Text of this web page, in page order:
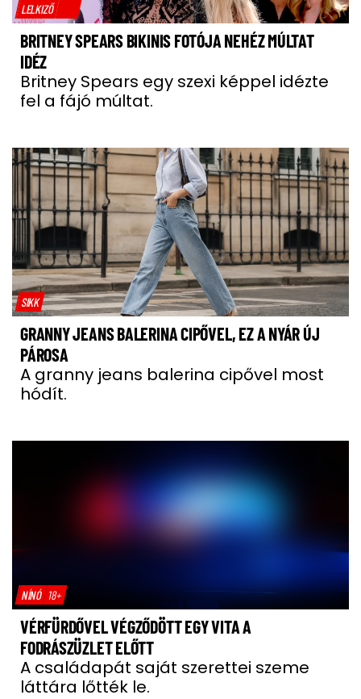
LELKIZŐ
BRITNEY SPEARS BIKINIS FOTÓJA NEHÉZ MÚLTAT
IDÉZ
Britney Spears egy szexi képpel idézte
fel a fájó múltat.
SIKK
GRANNY JEANS BALERINA CIPŐVEL, EZ A NYÁR ÚJ
PÁROSA
A granny jeans balerina cipővel most
hódít.
NÍNÓ 18+
VÉRFÜRDŐVEL VÉGZŐDÖTT EGY VITA A
FODRÁSZÜZLET ELŐTT
A családapát saját szerettei szeme
láttára lőtték le.